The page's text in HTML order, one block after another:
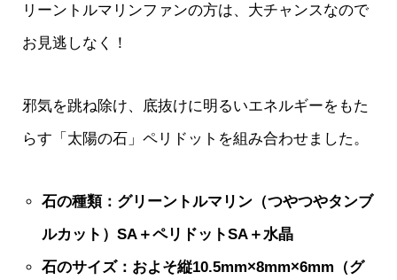
リーントルマリンファンの方は、大チャンスなので
お見逃しなく！
邪気を跳ね除け、底抜けに明るいエネルギーをもた
らす「太陽の石」ペリドットを組み合わせました。
石の種類：グリーントルマリン（つやつやタンブ
ルカット）SA＋ペリドットSA＋水晶
石のサイズ：およそ縦10.5mm×8mm×6mm（グ